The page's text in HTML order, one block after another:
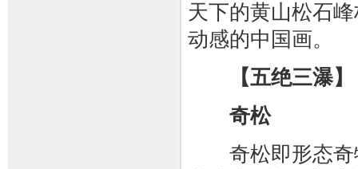
天下的黄山松石
动感的中国画。
【五绝三瀑】
奇松
奇松即形态奇